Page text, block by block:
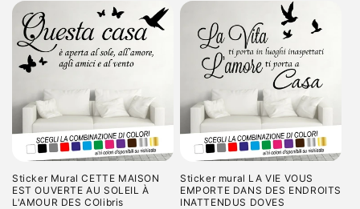
o
n
Sticker Mural CETTE MAISON
EST OUVERTE AU SOLEIL À
L'AMOUR DES COlibris
Sticker mural LA VIE VOUS
EMPORTE DANS DES ENDROITS
INATTENDUS DOVES